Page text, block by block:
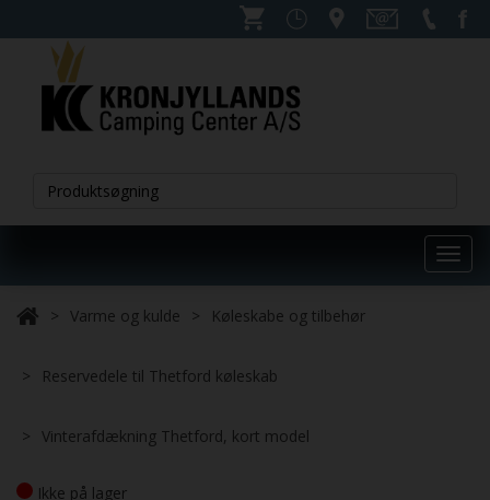
Varme og kulde Køleskabe og tilbehør
Reservedele til Thetford køleskab
Vinterafdækning Thetford, kort model
Ikke på lager